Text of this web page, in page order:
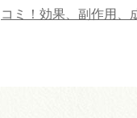
コミ！効果、副作用、